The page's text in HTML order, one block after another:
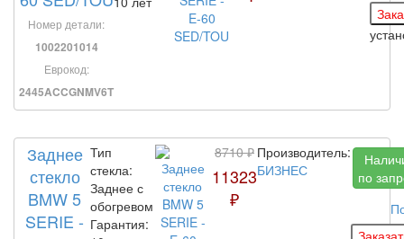
Номер детали:
1002201014
Еврокод:
2445ACCGNMV6T
Заднее
стекло
BMW 5
SERIE -
Тип
стекла:
Заднее с
обогревом
Гарантия:
8710 ₽
11323
₽
Производитель:
БИЗНЕС
по